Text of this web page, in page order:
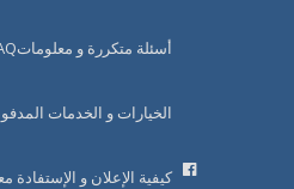
أسئلة متكررة و معلوماتFAQ
الخيارات و الخدمات
كيفية الإعلان و الإستفادة